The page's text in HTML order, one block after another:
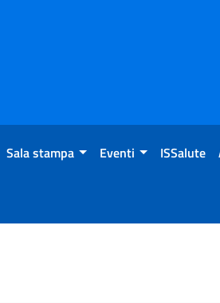
Sala stampa Eventi ISSalute